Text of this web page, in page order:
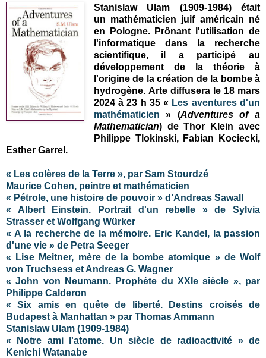
Stanislaw Ulam (1909-1984) était
un mathématicien juif américain né
en Pologne. Prônant l'utilisation de
l'informatique dans la recherche
scientifique, il a participé au
développement de la théorie à
l'origine de la création de la bombe à
hydrogène. Arte diffusera le 18 mars
2024 à 23 h 35 « Les aventures d'un
mathématicien
» (Adventures of a
Mathematician)de Thor Klein avec
Philippe Tlokinski, Fabian Kociecki,
Esther Garrel.
« Les colères de la Terre », par Sam Stourdzé
Maurice Cohen, peintre et mathématicien
« Pétrole, une histoire de pouvoir » d’Andreas Sawall
« Albert Einstein. Portrait d'un rebelle » de Sylvia
Strasser et Wolfgang Würker
« A la recherche de la mémoire. Eric Kandel, la passion
d'une vie » de Petra Seeger
« Lise Meitner, mère de la bombe atomique » de Wolf
von Truchsess et Andreas G. Wagner
« John von Neumann. Prophète du XXIe siècle », par
Philippe Calderon
« Six amis en quête de liberté. Destins croisés de
Budapest à Manhattan » par Thomas Ammann
Stanislaw Ulam (1909-1984)
« Notre ami l'atome. Un siècle de radioactivité » de
Kenichi Watanabe